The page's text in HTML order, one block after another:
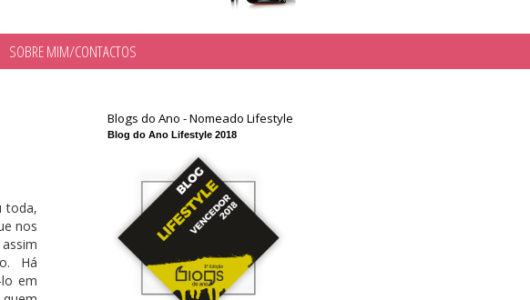
SOBRE MIM/CONTACTOS
toda,
nos
Há
em
Blogs do Ano - Nomeado Lifestyle
Blog do Ano Lifestyle 2018